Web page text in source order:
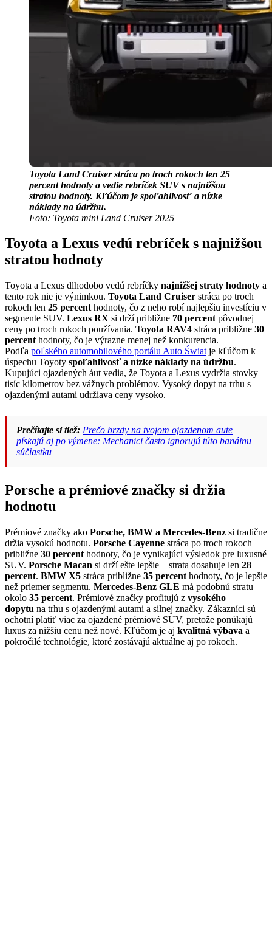
Toyota Land Cruiser stráca po troch rokoch len 25
percent hodnoty a vedie rebríček SUV s najnižšou
stratou hodnoty. Kľúčom je spoľahlivosť a nízke
náklady na údržbu.
Foto: Toyota mini Land Cruiser 2025
Toyota a Lexus vedú rebríček s najnižšou
stratou hodnoty
Toyota a Lexus dlhodobo vedú rebríčky najnižšej straty hodnoty a
tento rok nie je výnimkou. Toyota Land Cruiser stráca po troch
rokoch len 25 percent hodnoty, čo z neho robí najlepšiu investíciu v
segmente SUV. Lexus RX si drží približne 70 percent pôvodnej
ceny po troch rokoch používania. Toyota RAV4 stráca približne 30
percent hodnoty, čo je výrazne menej než konkurencia.
Podľa poľského automobilového portálu Auto Świat je kľúčom k
úspechu Toyoty spoľahlivosť a nízke náklady na údržbu.
Kupujúci ojazdených áut vedia, že Toyota a Lexus vydržia stovky
tisíc kilometrov bez vážnych problémov. Vysoký dopyt na trhu s
ojazdenými autami udržiava ceny vysoko.
Prečítajte si tiež: Prečo brzdy na tvojom ojazdenom aute
pískajú aj po výmene: Mechanici často ignorujú túto banálnu
súčiastku
Porsche a prémiové značky si držia
hodnotu
Prémiové značky ako Porsche, BMW a Mercedes-Benz si tradične
držia vysokú hodnotu. Porsche Cayenne stráca po troch rokoch
približne 30 percent hodnoty, čo je vynikajúci výsledok pre luxusné
SUV. Porsche Macan si drží ešte lepšie – strata dosahuje len 28
percent. BMW X5 stráca približne 35 percent hodnoty, čo je lepšie
než priemer segmentu. Mercedes-Benz GLE má podobnú stratu
okolo 35 percent. Prémiové značky profitujú z vysokého
dopytu na trhu s ojazdenými autami a silnej značky. Zákazníci sú
ochotní platiť viac za ojazdené prémiové SUV, pretože ponúkajú
luxus za nižšiu cenu než nové. Kľúčom je aj kvalitná výbava a
pokročilé technológie, ktoré zostávajú aktuálne aj po rokoch.